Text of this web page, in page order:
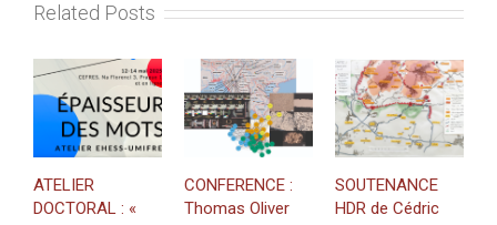
Related Posts
ATELIER
DOCTORAL : «
CONFERENCE :
Thomas Oliver
SOUTENANCE
HDR de Cédric